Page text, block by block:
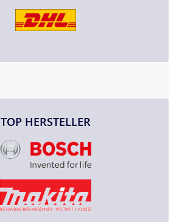
TOP HERSTELLER